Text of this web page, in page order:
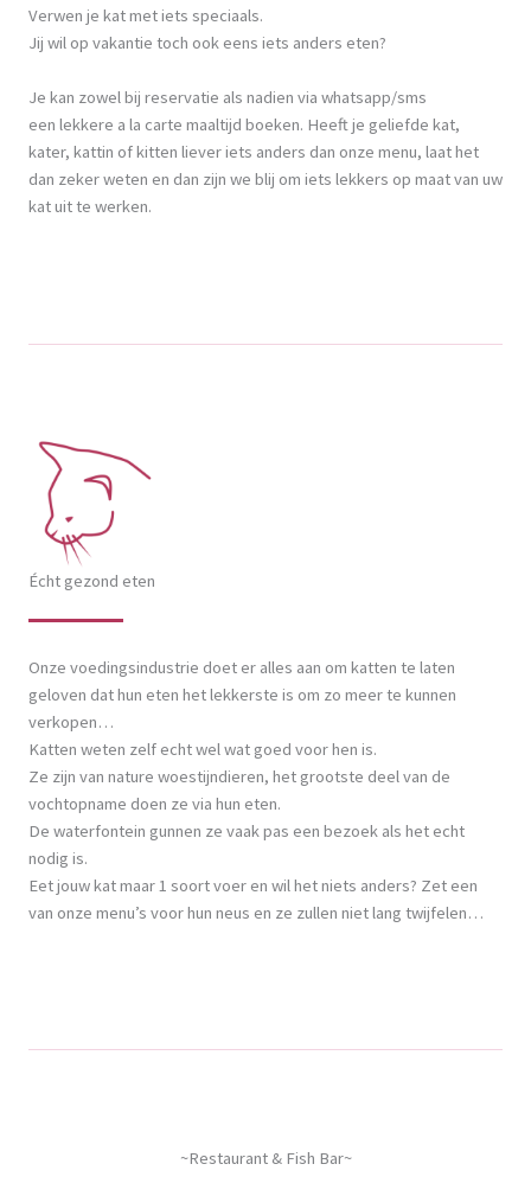
Verwen je kat met iets speciaals.
Jij wil op vakantie toch ook eens iets anders eten?
Je kan zowel bij reservatie als nadien via whatsapp/sms
een lekkere a la carte maaltijd boeken. Heeft je geliefde kat,
kater, kattin of kitten liever iets anders dan onze menu, laat het
dan zeker weten en dan zijn we blij om iets lekkers op maat van uw
kat uit te werken.
Écht gezond eten
Onze voedingsindustrie doet er alles aan om katten te laten
geloven dat hun eten het lekkerste is om zo meer te kunnen
verkopen…
Katten weten zelf echt wel wat goed voor hen is.
Ze zijn van nature woestijndieren, het grootste deel van de
vochtopname doen ze via hun eten.
De waterfontein gunnen ze vaak pas een bezoek als het echt
nodig is.
Eet jouw kat maar 1 soort voer en wil het niets anders? Zet een
van onze menu’s voor hun neus en ze zullen niet lang twijfelen…
~Restaurant & Fish Bar~